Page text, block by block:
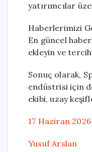
yatırımcılar
Haberlerimizi
En güncel
ekleyin ve
Sonuç olarak,
endüstrisi için
ekibi, uzay
17 Haziran 2026
Yusuf Arslan